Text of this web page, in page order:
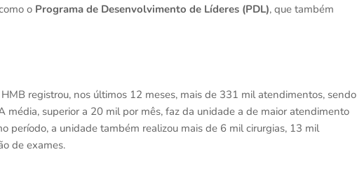
o Programa de Desenvolvimento de Líderes (PDL), que também
registrou, nos últimos 12 meses, mais de 331 mil atendimentos, sendo
média, superior a 20 mil por mês, faz da unidade a de maior atendimento
período, a unidade também realizou mais de 6 mil cirurgias, 13 mil
de exames.